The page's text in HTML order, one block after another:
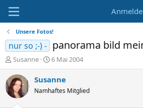
Unsere Fotos!
nur so ;-) - panorama bild
E
r
s
t
e
Susanne
E
r
s
e
6 Mai 2004
Susanne
Namhaftes Mitglied